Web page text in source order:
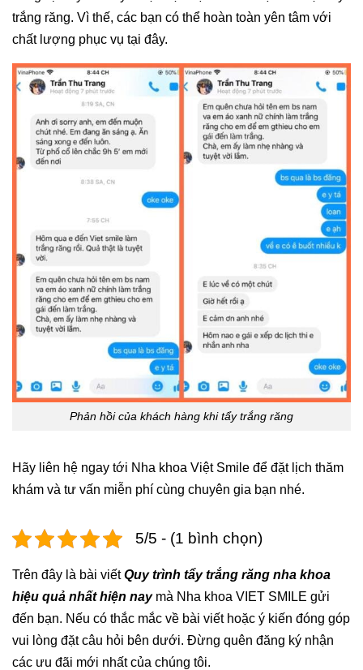
trắng răng. Vì thế, các bạn có thể hoàn toàn yên tâm với
chất lượng phục vụ tại đây.
Phản hồi của khách hàng khi tẩy trắng răng
Hãy liên hệ ngay tới Nha khoa Việt Smile để đặt lịch thăm
khám và tư vấn miễn phí cùng chuyên gia bạn nhé.
5/5 - (1 bình chọn)
Trên đây là bài viếtQuy trình tẩy trắng răng nha khoa
hiệu quả nhất hiện naymà Nha khoa VIET SMILE gửi
đến bạn. Nếu có thắc mắc về bài viết hoặc ý kiến đóng góp
vui lòng đặt câu hỏi bên dưới. Đừng quên đăng ký nhận
các ưu đãi mới nhất của chúng tôi.